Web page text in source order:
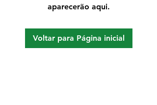
aparecerão aqui.
Voltar para Página inicial